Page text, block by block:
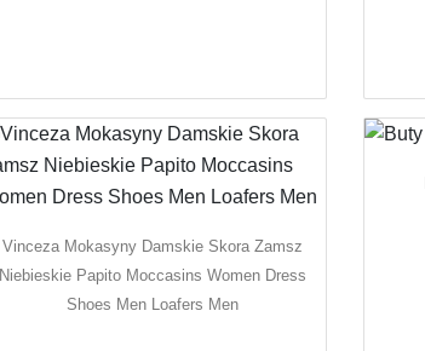
Vinceza Mokasyny Damskie Skora Zamsz
Niebieskie Papito Moccasins Women Dress
Shoes Men Loafers Men